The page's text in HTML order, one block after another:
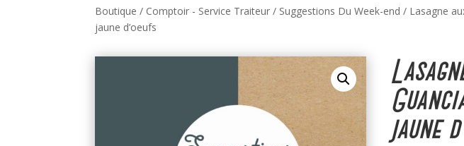
Boutique / Comptoir - Service Traiteur / Suggestions Du Week-end / Lasagne
jaune d’oeufs
jaune